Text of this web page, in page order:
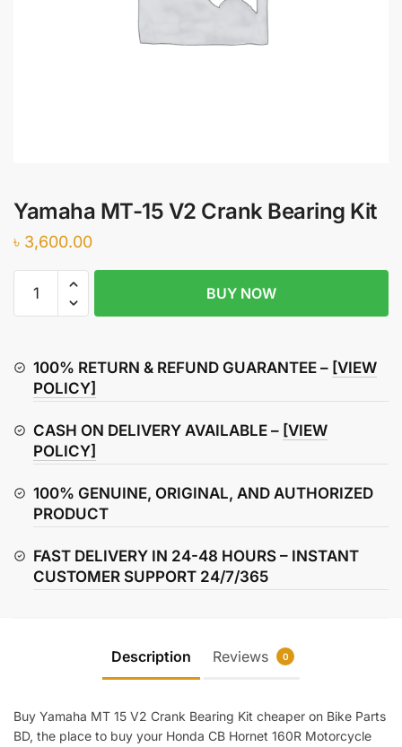
Yamaha MT-15 V2 Crank Bearing Kit
৳ 3,600.00
MT-
Crank
Bearing
quantity
BUY NOW
100% RETURN & REFUND GUARANTEE – [VIEW
POLICY]
CASH ON DELIVERY AVAILABLE – [VIEW
POLICY]
100% GENUINE, ORIGINAL, AND AUTHORIZED
PRODUCT
FAST DELIVERY IN 24-48 HOURS – INSTANT
CUSTOMER SUPPORT 24/7/365
Description Reviews 0
Buy Yamaha MT 15 V2 Crank Bearing Kit cheaper on Bike Parts
BD, the place to buy your Honda CB Hornet 160R Motorcycle